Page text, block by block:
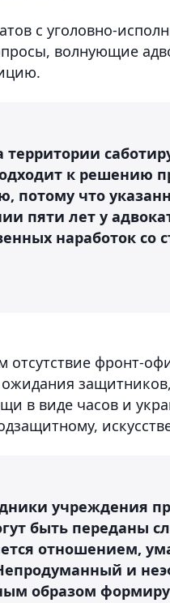
с уголовно-
волнующие
к решению
потому что
пяти лет у
наработок
фронт-
в виде часов и
учреждения
быть переданы
отношением,
и
образом